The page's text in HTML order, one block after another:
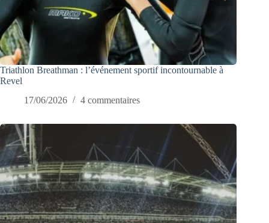
Triathlon Breathman : l’événement sportif incontournable à
Revel
17/06/2026
4 commentaires